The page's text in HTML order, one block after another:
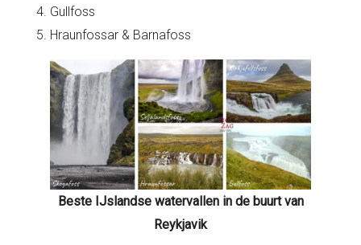
Gullfoss
Hraunfossar & Barnafoss
Beste IJslandse watervallen in de buurt van
Reykjavik